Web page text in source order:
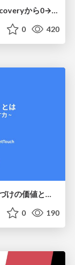
マルチプロダクト時代のPMM－Discoveryから0→1、Expansionまで フェーズで変わる期待役割とアサインの設計図
0 420
0 190